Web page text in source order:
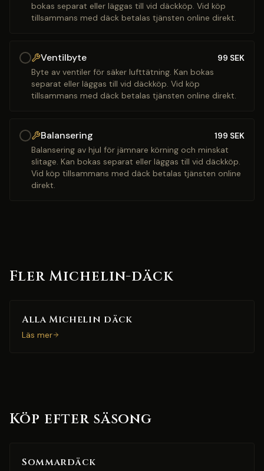
bokas separat eller läggas till vid däckköp. Vid köp
tillsammans med däck betalas tjänsten online direkt.
Ventilbyte 99 SEK
Byte av ventiler för säker lufttätning. Kan bokas
separat eller läggas till vid däckköp. Vid köp
tillsammans med däck betalas tjänsten online direkt.
Balansering 199 SEK
Balansering av hjul för jämnare körning och minskat
slitage. Kan bokas separat eller läggas till vid däckköp.
Vid köp tillsammans med däck betalas tjänsten online
direkt.
Fler Michelin-däck
Alla Michelin däck
Läs mer
Köp efter säsong
Sommardäck